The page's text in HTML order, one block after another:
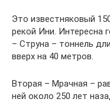
Это известняковый
рекой Ини. Интересна
– Струна – тоннель
вверх на 40 метров.
Вторая – Мрачная –
ней около 250 лет